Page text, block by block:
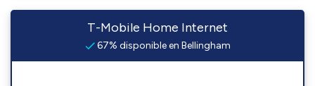
T-Mobile Home Internet
67% disponible en Bellingham